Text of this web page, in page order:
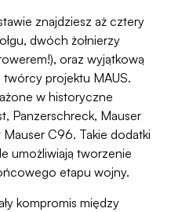
znajdziesz aż cztery
dwóch żołnierzy
oraz wyjątkową
projektu MAUS.
w historyczne
Panzerschreck, Mauser
C96. Takie dodatki
umożliwiają tworzenie
etapu wojny.
kompromis między